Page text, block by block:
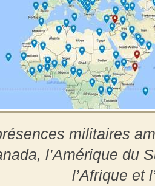
militaires
l’Amérique du
l’Afrique et